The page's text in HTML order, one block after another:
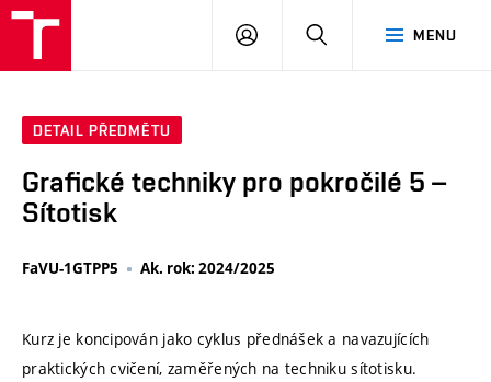
MENU
PŘIHLÁSIT
DETAIL PŘEDMĚTU
Grafické techniky pro pokročilé 5 –
Sítotisk
FaVU-1GTPP5 Ak. rok: 2024/2025
Kurz je koncipován jako cyklus přednášek a navazujících
praktických cvičení, zaměřených na techniku sítotisku.